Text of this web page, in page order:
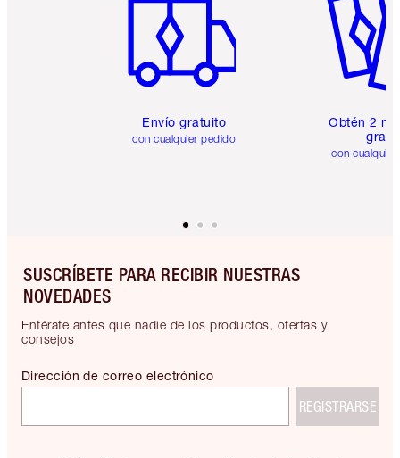
Envío gratuito
con cualquier pedido
Obtén 2
gratis
con
SUSCRÍBETE PARA RECIBIR NUESTRAS
NOVEDADES
Entérate antes que nadie de los productos, ofertas y
consejos
Dirección de correo electrónico
REGISTRARSE